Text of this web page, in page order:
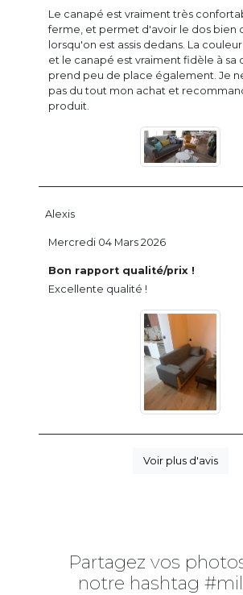
Le canapé est vraiment très
ferme, et permet d'avoir le dos bien
lorsqu'on est assis dedans. La
et le canapé est vraiment fidèle à sa
prend peu de place également. Je
pas du tout mon achat et
produit.
Alexis
Bon rapport qualité/prix !
Excellente qualité !
Mercredi 04 Mars 2026
Voir plus d'avis
Partagez vos
notre hashtag